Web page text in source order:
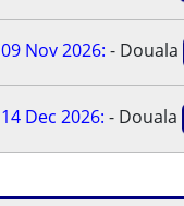
09 Nov 2026: - Douala
14 Dec 2026: - Douala